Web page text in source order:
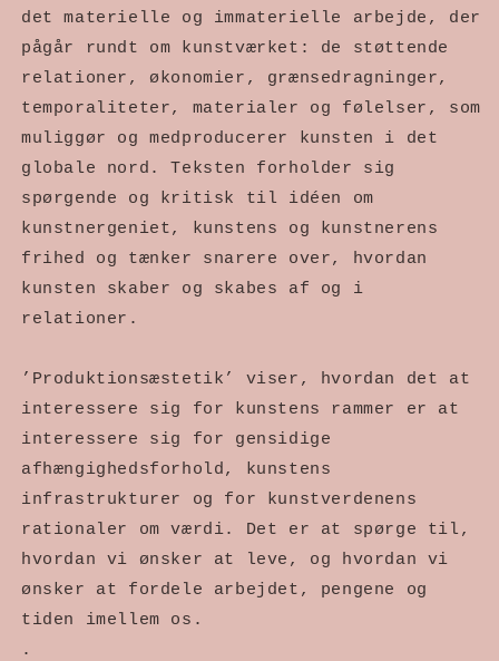
det materielle og immaterielle arbejde, der
pågår rundt om kunstværket: de støttende
relationer, økonomier, grænsedragninger,
temporaliteter, materialer og følelser, som
muliggør og medproducerer kunsten i det
globale nord. Teksten forholder sig
spørgende og kritisk til idéen om
kunstnergeniet, kunstens og kunstnerens
frihed og tænker snarere over, hvordan
kunsten skaber og skabes af og i
relationer.
’Produktionsæstetik’ viser, hvordan det at
interessere sig for kunstens rammer er at
interessere sig for gensidige
afhængighedsforhold, kunstens
infrastrukturer og for kunstverdenens
rationaler om værdi. Det er at spørge til,
hvordan vi ønsker at leve, og hvordan vi
ønsker at fordele arbejdet, pengene og
tiden imellem os.
.